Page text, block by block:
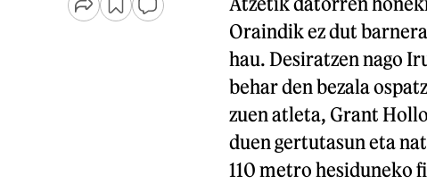
Oraindik ez dut
hau. Desiratzen nago
behar den bezala
zuen atleta, Grant
duen gertutasun eta
110 metro hesiduneko